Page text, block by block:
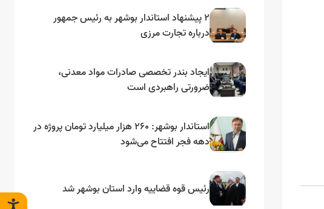
۲ پیشنهاد استاندار بوشهر به رئیس جمهور
درباره تجارت مرزی
ایجاد بندر تخصصی صادرات مواد معدنی،
ضرورتی راهبردی است
استاندار بوشهر: ۲۶۰ هزار میلیارد تومان پروژه در
دهه فجر افتتاح می‌شود
رئیس قوه قضاییه وارد استان بوشهر شد